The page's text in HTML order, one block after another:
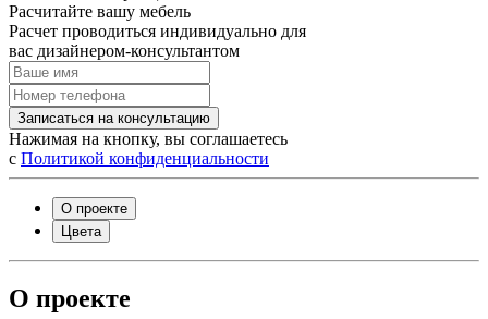
Расчитайте вашу мебель
Расчет проводиться индивидуально для
вас дизайнером-консультантом
Записаться на консультацию
Нажимая на кнопку, вы соглашаетесь
с Политикой конфиденциальности
О проекте
Цвета
О проекте